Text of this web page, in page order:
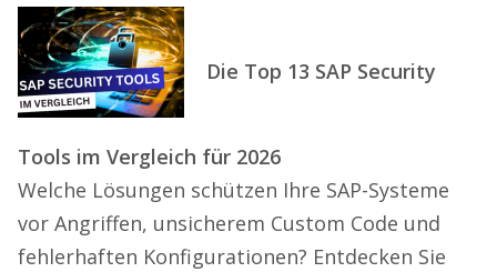
Die Top 13 SAP Security
Tools im Vergleich für 2026
Welche Lösungen schützen Ihre SAP-Systeme
vor Angriffen, unsicherem Custom Code und
fehlerhaften Konfigurationen? Entdecken Sie